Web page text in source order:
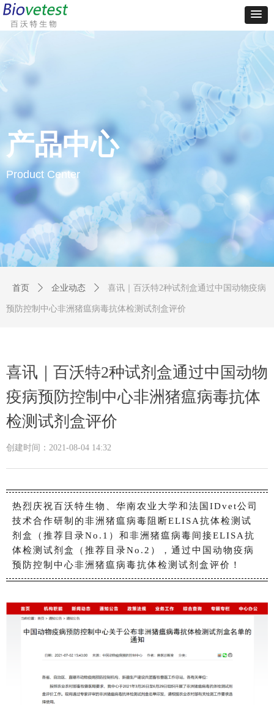
首页 ꄲ 企业动态 ꄲ 喜讯｜百沃特2种试剂盒通过中国动物疫病
预防控制中心非洲猪瘟病毒抗体检测试剂盒评价
喜讯｜百沃特2种试剂盒通过中国动物
疫病预防控制中心非洲猪瘟病毒抗体
检测试剂盒评价
创建时间： 2021-08-04 14:32
热烈庆祝百沃特生物、华南农业大学和法国IDvet公司
技术合作研制的非洲猪瘟病毒阻断ELISA抗体检测试
剂盒（推荐目录No.1）和非洲猪瘟病毒间接ELISA抗
体检测试剂盒（推荐目录No.2），通过中国动物疫病
预防控制中心非洲猪瘟病毒抗体检测试剂盒评价！
产品中心
Product Center